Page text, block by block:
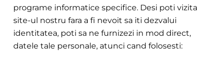
programe informatice specifice. Desi poti vizita
site-ul nostru fara a fi nevoit sa iti dezvalui
identitatea, poti sa ne furnizezi in mod direct,
datele tale personale, atunci cand folosesti: